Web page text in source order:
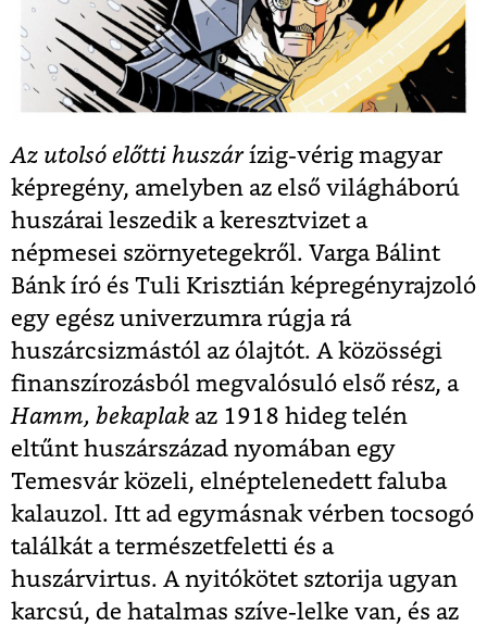
Az utolsó előtti huszárízig-vérig magyar
képregény, amelyben az első világháború
huszárai leszedik a keresztvizet a
népmesei szörnyetegekről. Varga Bálint
Bánk író és Tuli Krisztián képregényrajzoló
egy egész univerzumra rúgja rá
huszárcsizmástól az ólajtót. A közösségi
finanszírozásból megvalósuló első rész, a
Hamm, bekaplak az 1918 hideg telén
eltűnt huszárszázad nyomában egy
Temesvár közeli, elnéptelenedett faluba
kalauzol. Itt ad egymásnak vérben tocsogó
találkát a természetfeletti és a
huszárvirtus. A nyitókötet sztorija ugyan
karcsú, de hatalmas szíve-lelke van, és az